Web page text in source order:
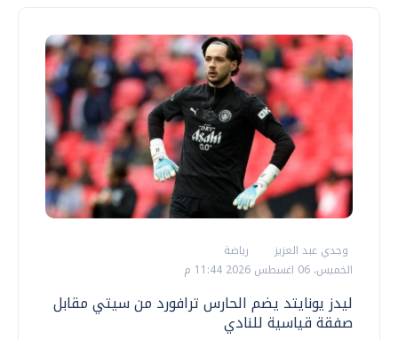
وجدي عبد العزيز
رياضة
الخميس، 06 اغسطس 2026 11:44 م
ليدز يونايتد يضم الحارس ترافورد من سيتي مقابل
صفقة قياسية للنادي